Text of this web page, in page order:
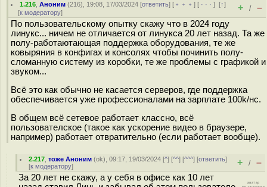
1.216 ,Аноним (216), 19:08, 17/03/2024 [ответить] [ ﹢﹢﹢] [ · · ·][↑]
[к модератору] + / –
По пользовательскому опытку скажу что в 2024 году
линукс... ничем не отличается от линукса 20 лет назад. Та же
полу-работаютающая поддержка оборудования, те же
ковыряния в конфигах и консолях чтобы починить полу-
сломанную систему из коробки, те же проблемы с графикой и
звуком...
Всё это как обычно не касается серверов, где поддержка
обеспечивается уже профессионалами на зарплате 100k/нс.
В общем всё сетевое работает классно, всё
пользователское (такое как ускорение видео в браузере,
например) работает отвратительно (если работает вообще).
2.217 ,тоже Аноним (ok), 09:17, 19/03/2024 [^] [^^] [^^^] [ответить]
[к модератору] + / –
За 20 лет не скажу, а у себя в офисе как 10 лет